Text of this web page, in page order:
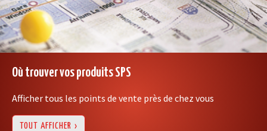
Où trouver vos produits SPS
Afficher tous les points de vente près de chez vous
TOUT AFFICHER